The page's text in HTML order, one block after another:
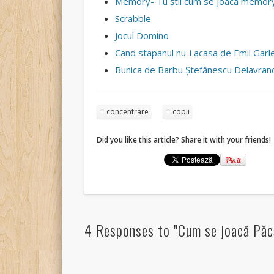
Scrabble
Jocul Domino
Cand stapanul nu-i acasa de Emil
Bunica de Barbu Ştefănescu
concentrare copii
Did you like this article? Share it with your friends!
4 Responses to "Cum se joacă